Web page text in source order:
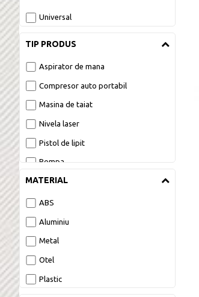
accesorii
Surubelnite
digitale
Universal
TIP PRODUS
Aspirator de mana
Compresor auto portabil
Masina de taiat
Nivela laser
Pistol de lipit
Pompa
Surubelnita
Telemetru
Unealta multifunctionala
MATERIAL
ABS
Aluminiu
Metal
Otel
Plastic